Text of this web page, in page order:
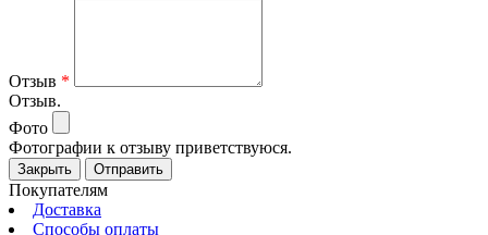
Отзыв *
Отзыв.
Фото
Фотографии к отзыву приветствуюся.
Закрыть Отправить
Покупателям
Доставка
Способы оплаты